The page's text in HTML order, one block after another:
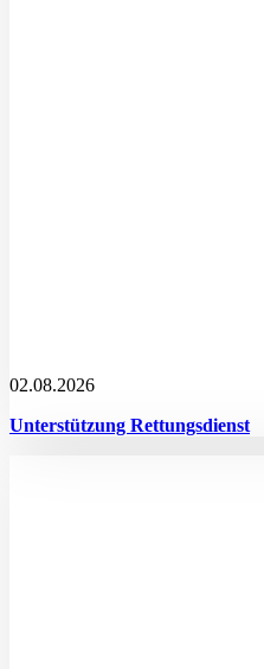
02.08.2026
Unterstützung Rettungsdienst